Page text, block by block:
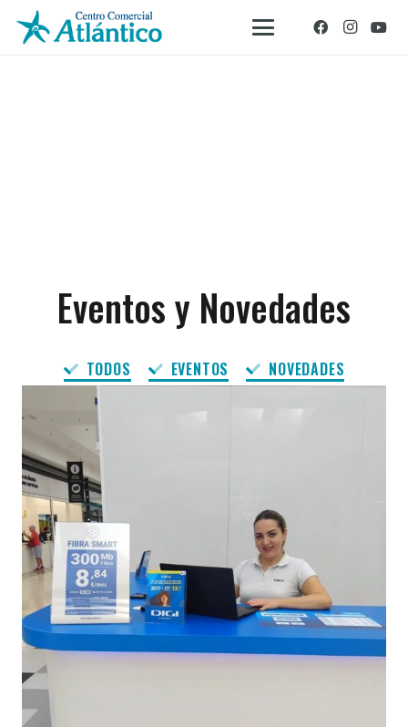
Eventos y Novedades
TODOS EVENTOS NOVEDADES